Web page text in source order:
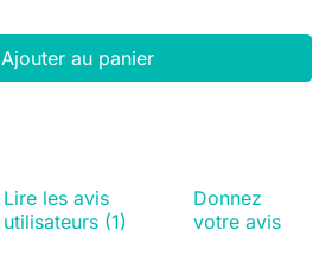
Ajouter au panier
Lire les avis
utilisateurs (1)
Donnez
votre avis